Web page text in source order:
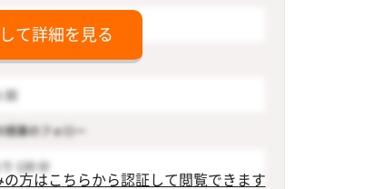
て詳細を見る
の方はこちらから認証して閲覧できます